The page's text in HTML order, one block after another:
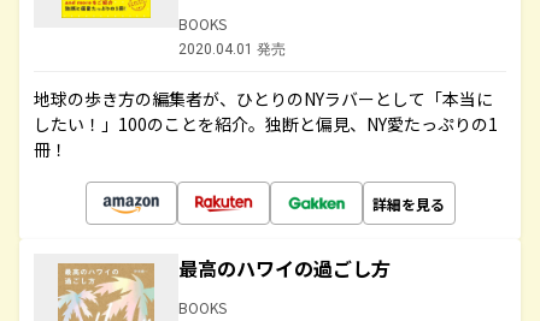
BOOKS
2020.04.01 発売
地球の歩き方の編集者が、ひとりのNYラバーとして「本当に
したい！」100のことを紹介。独断と偏見、NY愛たっぷりの1
冊！
詳細を見る
最高のハワイの過ごし方
BOOKS